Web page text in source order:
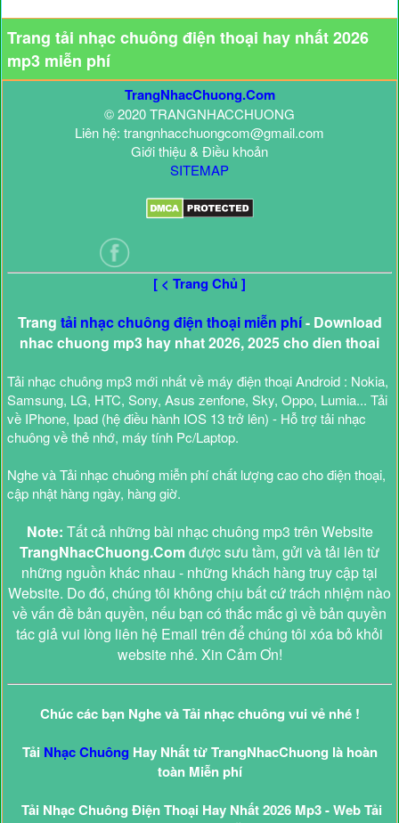
Trang tải nhạc chuông điện thoại hay nhất 2026
mp3 miễn phí
TrangNhacChuong.Com
© 2020 TRANGNHACCHUONG
Liên hệ: trangnhacchuongcom@gmail.com
Giới thiệu & Điều khoản
SITEMAP
[ < Trang Chủ ]
Trang tải nhạc chuông điện thoại miễn phí- Download
nhac chuong mp3 hay nhat 2026, 2025 cho dien thoai
Tải nhạc chuông mp3 mới nhất về máy điện thoại Android : Nokia,
Samsung, LG, HTC, Sony, Asus zenfone, Sky, Oppo, Lumia... Tải
về IPhone, Ipad (hệ điều hành IOS 13 trở lên) - Hỗ trợ tải nhạc
chuông về thẻ nhớ, máy tính Pc/Laptop.
Nghe và Tải nhạc chuông miễn phí chất lượng cao cho điện thoại,
cập nhật hàng ngày, hàng giờ.
Note: Tất cả những bài nhạc chuông mp3 trên Website
TrangNhacChuong.Comđược sưu tầm, gửi và tải lên từ
những nguồn khác nhau - những khách hàng truy cập tại
Website. Do đó, chúng tôi không chịu bất cứ trách nhiệm nào
về vấn đề bản quyền, nếu bạn có thắc mắc gì về bản quyền
tác giả vui lòng liên hệ Email trên để chúng tôi xóa bỏ khỏi
website nhé. Xin Cảm Ơn!
Chúc các bạn Nghe và Tải nhạc chuông vui vẻ nhé !
Tải Nhạc Chuông Hay Nhất từ TrangNhacChuong là hoàn
toàn Miễn phí
Tải Nhạc Chuông Điện Thoại Hay Nhất 2026 Mp3 - Web Tải